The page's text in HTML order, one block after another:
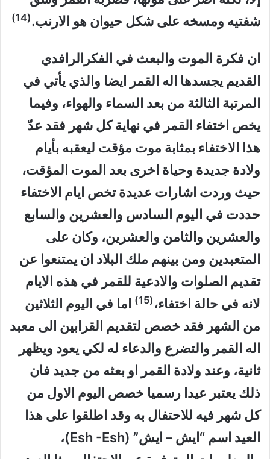
شفتيه ومسخه على شكل حيوان هو الارنب.(14)
ان فكرة الموت والبعث في الفكرالرافدي
القديم يجسدها اله القمر ايضا والذي يأتي في
المرتبة الثالثة من بعد السماء والهواء، وفيما
يخص اختفاء القمر في نهاية كل شهر فقد عدّ
هذا الاختفاء بمثابة موت مؤقت ليعقبه بأيام
ولادة جديدة وحياة اخرى بعد الموت المؤقت،
حيث وردت اشارات عديدة تخص ايام الاختفاء
حددت في اليوم السادس والعشرين والسابع
والعشرين والثامن والعشرين، وكان على
المتعبدين ومن بينهم ملك البلاد ان يمتنعوا عن
تقديم الصلوات والادعية للقمر في هذه الايام
لانه في حالة اختفاء، (15)
اما في اليوم الثلاثين
من الشهر فقد خصص لتقديم القرابين الى معبد
اله القمر والتضرع والدعاء له لكي يعود ويظهر
ثانية، وعند ولادة القمر او بعثه من جديد فان
ذلك يعتبر عيدا رسميا خصص اليوم الاول من
كل شهر فيه للاحتفال به وقد اطلقوا على هذا
العيد اسم “ايش – ايش” (Esh -Esh)،